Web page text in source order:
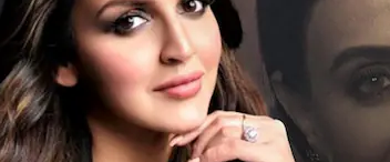
को लेकर सुर्खियां बटोरने वाली
ने सभी को इंडस्ट्री में होने वाली राजनीति
है।